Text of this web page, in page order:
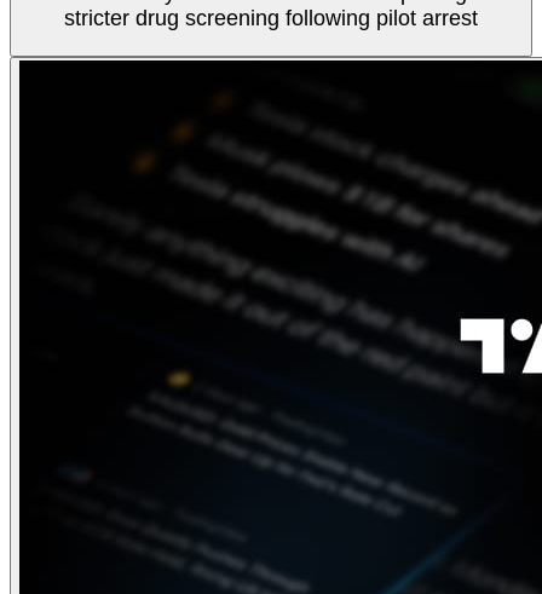
stricter drug screening following pilot arrest